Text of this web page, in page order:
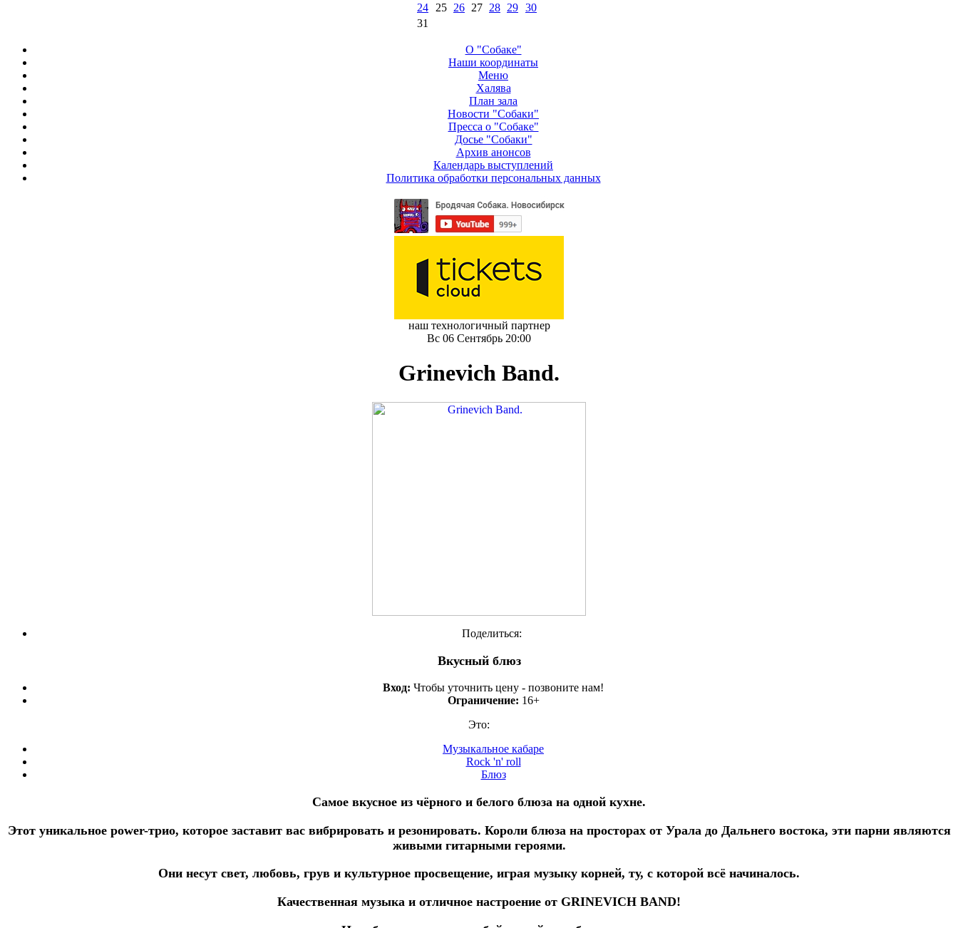
24
25 26 27 28 29 30
31
О "Собаке"
Наши координаты
Меню
Халява
План зала
Новости "Собаки"
Пресса о "Собаке"
Досье "Собаки"
Архив анонсов
Календарь выступлений
Политика обработки персональных данных
наш технологичный партнер
Вс 06 Сентябрь 20:00
Grinevich Band.
Поделиться:
Вкусный блюз
Вход: Чтобы уточнить цену - позвоните нам!
Ограничение: 16+
Это:
Музыкальное кабаре
Rock 'n' roll
Блюз
Самое вкусное из чёрного и белого блюза на одной кухне.
Этот уникальное power-трио, которое заставит вас вибрировать и резонировать. Короли блюза на просторах от Урала до Дальнего востока, эти парни являются
живыми гитарными героями.
Они несут свет, любовь, грув и культурное просвещение, играя музыку корней, ту, с которой всё начиналось.
Качественная музыка и отличное настроение от GRINEVICH BAND!